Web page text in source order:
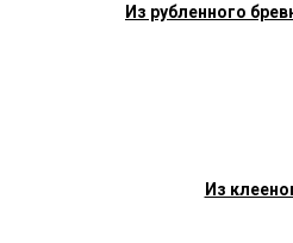
Из рубленного
Из